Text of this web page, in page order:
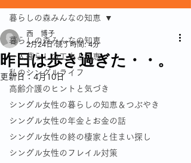
暮らしの森みんなの知恵
一人暮らしの工夫と知恵
私のシングルライフ
高齢介護のヒントと気づき
シングル女性の暮らしの知恵＆つぶやき
シングル女性の年金とお金の話
シングル女性の終の棲家と住まい探し
シングル女性のフレイル対策
暮らしの森みんなの知恵
昨日は歩き過ぎた・・。
西 博子
2月24日 読了時間: 4分
更新日： 4月10日